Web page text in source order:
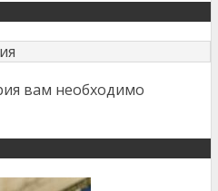
вам необходимо